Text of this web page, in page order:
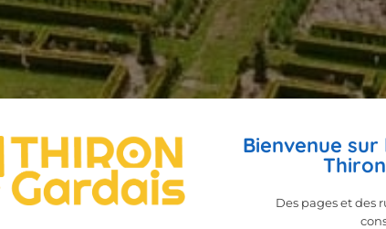
Bienvenue
Des pages et des